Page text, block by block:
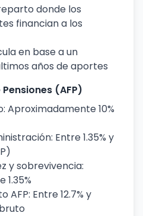
donde los
financian a los
en base a un
años de aportes
(AFP)
Aproximadamente 10%
Entre 1.35% y
y sobrevivencia:
AFP: Entre 12.7% y